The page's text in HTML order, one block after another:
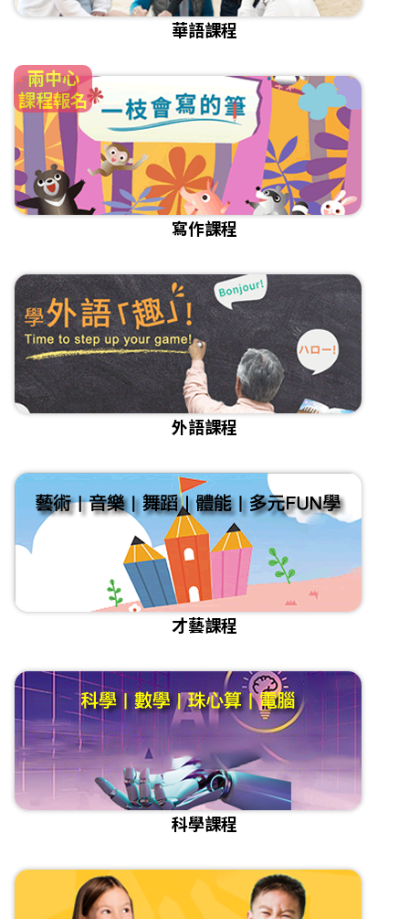
兩中心
課程報名
華語課程
寫作課程
外語課程
才藝課程
科學課程